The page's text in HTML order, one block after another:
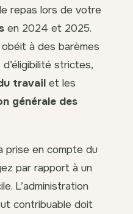
repas lors de votre
en 2024 et 2025.
à des barèmes
strictes,
travail et les
générale des
prise en compte du
par rapport à un
L’administration
contribuable doit